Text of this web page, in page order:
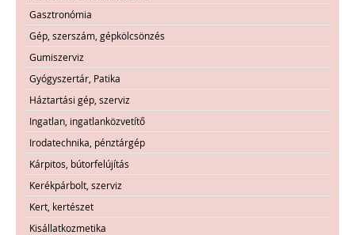
Gasztronómia
Gép, szerszám, gépkölcsönzés
Gumiszerviz
Gyógyszertár, Patika
Háztartási gép, szerviz
Ingatlan, ingatlanközvetítő
Irodatechnika, pénztárgép
Kárpitos, bútorfelújítás
Kerékpárbolt, szerviz
Kert, kertészet
Kisállatkozmetika